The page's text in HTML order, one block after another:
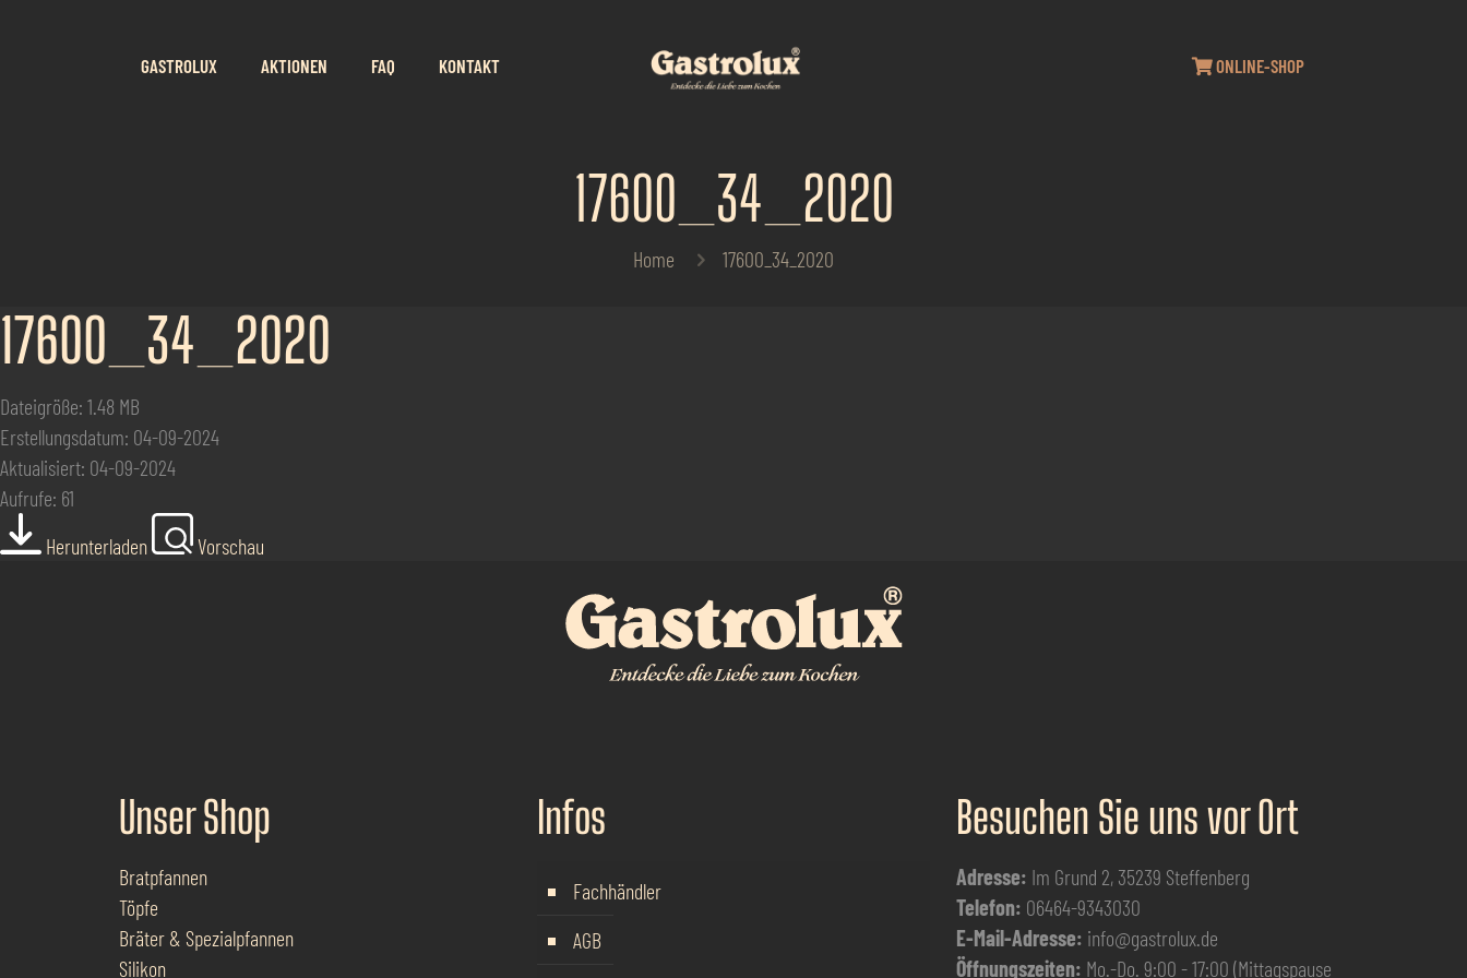
GASTROLUX AKTIONEN FAQ KONTAKT ONLINE-SHOP
17600_34_2020
Home 17600_34_2020
17600_34_2020
Dateigröße: 1.48 MB
Erstellungsdatum: 04-09-2024
Aktualisiert: 04-09-2024
Aufrufe: 61
Herunterladen
Vorschau
Unser Shop
Bratpfannen
Töpfe
Bräter & Spezialpfannen
Silikon
Infos
Fachhändler
AGB
Besuchen Sie uns vor Ort
Adresse: Im Grund 2, 35239 Steffenberg
Telefon: 06464-9343030
E-Mail-Adresse: info@gastrolux.de
Öffnungszeiten: Mo.-Do. 9:00 - 17:00 (Mittagspause